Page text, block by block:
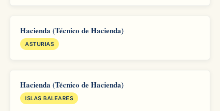
Hacienda (Técnico de Hacienda)
ASTURIAS
Hacienda (Técnico de Hacienda)
ISLAS BALEARES